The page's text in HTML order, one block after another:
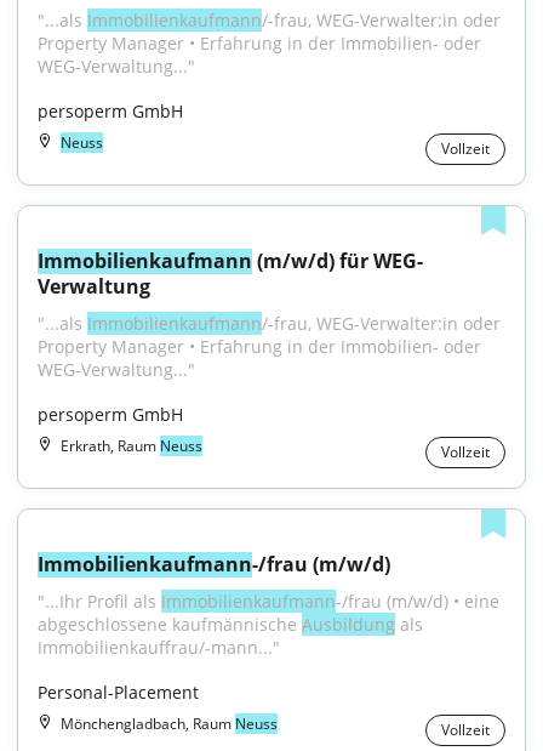
"...als Immobilienkaufmann/-frau, WEG-Verwalter:in oder
Property Manager • Erfahrung in der Immobilien- oder
WEG-Verwaltung..."
persoperm GmbH
Neuss Vollzeit
Immobilienkaufmann (m/w/d) für WEG-
Verwaltung
"...als Immobilienkaufmann/-frau, WEG-Verwalter:in oder
Property Manager • Erfahrung in der Immobilien- oder
WEG-Verwaltung..."
persoperm GmbH
Erkrath, Raum Neuss Vollzeit
Immobilienkaufmann-/frau (m/w/d)
"...Ihr Profil als Immobilienkaufmann-/frau (m/w/d) • eine
abgeschlossene kaufmännische Ausbildung als
Immobilienkauffrau/-mann..."
Personal-Placement
Mönchengladbach, Raum Neuss Vollzeit